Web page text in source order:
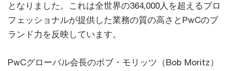
となりました。これは全世界の364,000人を超えるプロ
フェッショナルが提供した業務の質の高さとPwCのブ
ランド力を反映しています。
PwCグローバル会長のボブ・モリッツ（Bob Moritz）